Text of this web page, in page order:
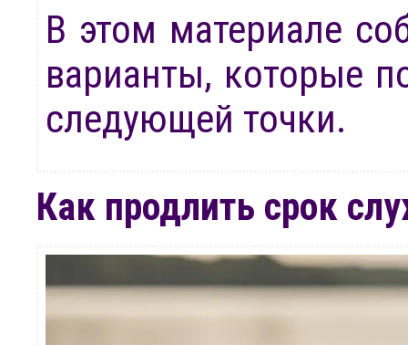
В этом материале
варианты, которые
следующей точки.
Как продлить срок